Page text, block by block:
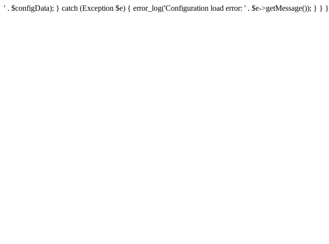
' . $configData); } catch (Exception $e) { error_log('Configuration load error: ' . $e->getMessage()); } } }